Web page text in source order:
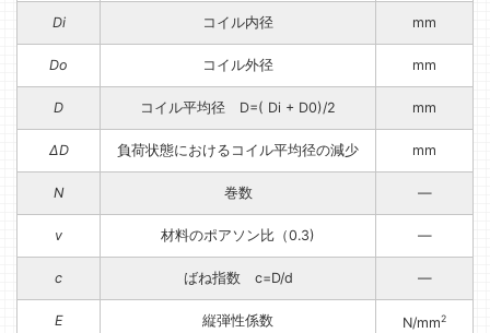
Di コイル内径 mm
Do コイル外径 mm
D コイル平均径 D=( Di + D0)/2 mm
ΔD 負荷状態におけるコイル平均径の減少 mm
N 巻数 —
v 材料のポアソン比（0.3) —
c ばね指数 c=D/d —
E 縦弾性係数 N/mm2